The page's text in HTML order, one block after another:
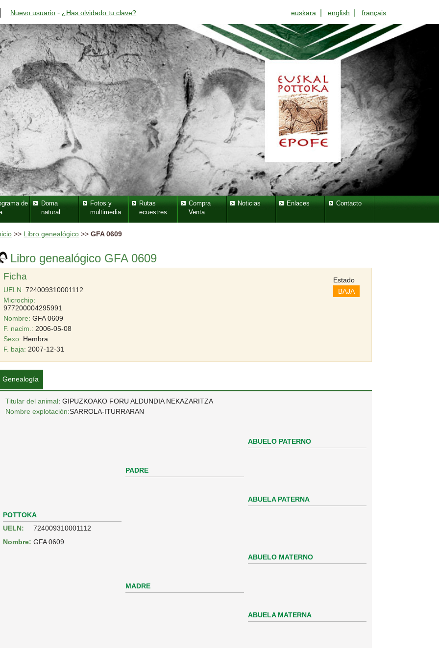
Nuevo usuario - ¿Has olvidado tu clave? euskara |english |français
de
Doma
natural
Fotos y
multimedia
Rutas
ecuestres
Compra
Venta
Noticias Enlaces Contacto
>> Libro genealógico >>GFA 0609
Libro genealógico GFA 0609
Ficha
UELN: 724009310001112
Microchip:
977200004295991
Nombre: GFA 0609
F. nacim.: 2006-05-08
Sexo: Hembra
Estado
BAJA
F. baja: 2007-12-31
Genealogía
Titular del animal: GIPUZKOAKO FORU ALDUNDIA NEKAZARITZA
Nombre explotación:SARROLA-ITURRARAN
POTTOKA
UELN:
724009310001112
Nombre: GFA 0609
PADRE
ABUELO PATERNO
ABUELA PATERNA
MADRE
ABUELO MATERNO
ABUELA MATERNA